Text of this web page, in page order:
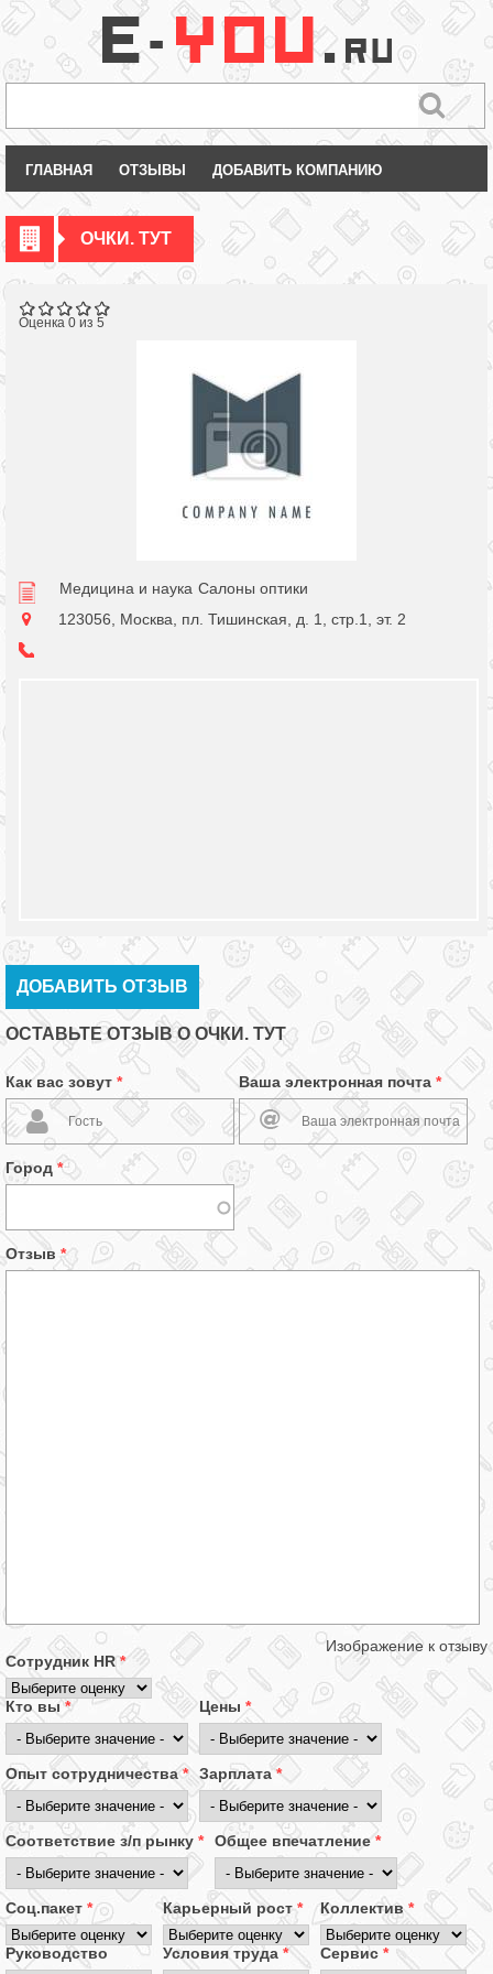
ГЛАВНАЯ ОТЗЫВЫ ДОБАВИТЬ КОМПАНИЮ
ОЧКИ. ТУТ
Оценка 0 из 5
Медицина и наука Салоны оптики
123056, Москва, пл. Тишинская, д. 1, стр.1, эт. 2
ДОБАВИТЬ ОТЗЫВ
ОСТАВЬТЕ ОТЗЫВ О ОЧКИ. ТУТ
Как вас зовут * Ваша электронная почта *
Город *
Отзыв *
Изображение к отзыву
Сотрудник HR*
Кто вы* Цены *
Опыт сотрудничества* Зарплата*
Соответствие з/п рынку * Общее впечатление*
Соц.пакет * Карьерный рост* Коллектив*
Руководство Условия труда * Сервис *